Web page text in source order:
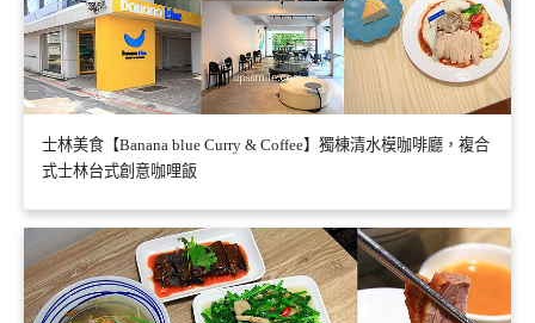
士林美食【Banana blue Curry & Coffee】獨棟清水模咖啡廳，複合
式士林台式創意咖哩飯